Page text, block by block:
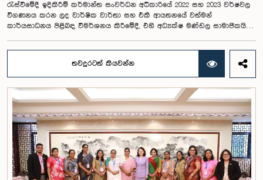
රැස්වීමේදී ඉදිකිරීම් කර්මාන්ත සංවර්ධන අධිකාරියේ 2022 සහ 2023 වර්ෂවල
විගණනය කරන ලද වාර්ෂික වාර්තා සහ එකී ආයතනයේ වත්මන්
කාර්යසාධනය පිළිබඳ විමර්ශනය කිරීමේදී, එහි අධ්‍යක්ෂ මණ්ඩල සාමාජිකයින්
නිලධාරීන් විසින් තම ඇඳුම් පැළඳුම් සම්බන්ධයෙන් පිළිපැදිය යුතු වන
නිර්නායකයන්ගෙන් බැහැරව, එකී අවස්ථාවට නුසුදුසු ආකාරයෙන් සැරසී
රැස්වීමට සහභාගී වී සිටි බව කාරක සභාව විසින් නිරීක්ෂණය කරන ලදී.
තවද, ඉහත කී නිලධාරීන් දෙදෙනාම පාර්ලිමේන්තු සම්ප්‍රදායට හා
ක්‍රියාපටිපාටියට පටහැනි අයුරින් සභාපතිවරයාගේ පූර්ව අවසරයකින් තොරව
කාරක සභා රැස්වීමෙන් බැහැර ගොස් ඇති බව ද කාරක සභාව විසින් සඳහන්
කරන ලදී. මෙම සිද්ධීන් සම්බන්ධයෙන් පොදු ව්‍යාපාර පිළිබඳ කාරක සභාවේ
සභාපතිවරයා විසින් මතු කරන ලද වරප්‍රසාද පිළිබඳ ගැටළුවට අනුව,
පාර්ලිමේන්තුවට අපහාස කිරීමේ චෝදනාව යටතේ එම නිලධාරීන් දෙදෙනා 2026
පෙබරවාරි මස 17 වැනි දින ආචාරධර්ම හා වරප්‍රසාද පිළිබඳ කාරක සභාව
හමුවේ පෙනී සිටිනු ලැබූ අතර, එහිදී, ඔවුන් විසින් සිය හැසිරීම සම්බන්ධයෙන්
තවදුරටත් කියවන්න